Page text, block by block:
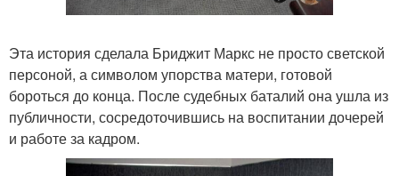
Эта история сделала Бриджит Маркс не просто светской
персоной, а символом упорства матери, готовой
бороться до конца. После судебных баталий она ушла из
публичности, сосредоточившись на воспитании дочерей
и работе за кадром.